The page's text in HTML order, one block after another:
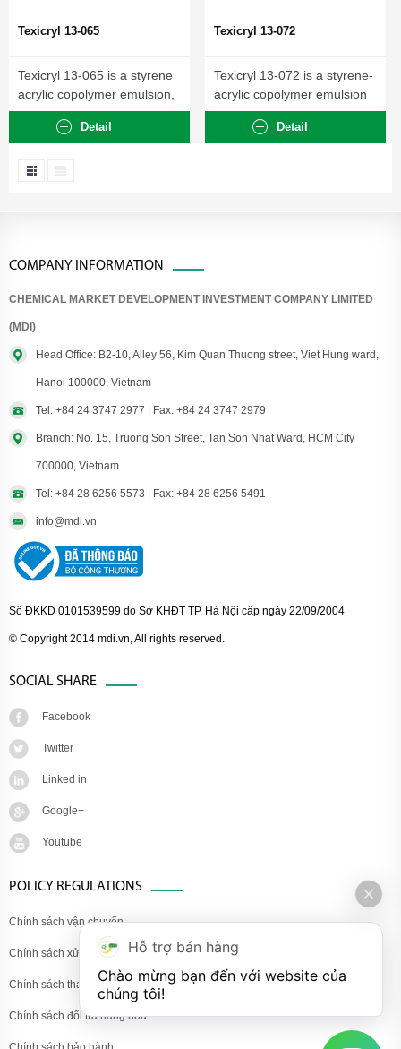
Texicryl 13-065
Texicryl 13-065 is a styrene
acrylic copolymer emulsion,
designed primarily...
Detail
Texicryl 13-072
Texicryl 13-072 is a styrene-
acrylic copolymer emulsion
specially developed for...
Detail
COMPANY INFORMATION
CHEMICAL MARKET DEVELOPMENT INVESTMENT COMPANY LIMITED
(MDI)
Head Office: B2-10, Alley 56, Kim Quan Thuong street, Viet Hung ward,
Hanoi 100000, Vietnam
Tel: +84 24 3747 2977 | Fax: +84 24 3747 2979
Branch: No. 15, Truong Son Street, Tan Son Nhat Ward, HCM City
700000, Vietnam
Tel: +84 28 6256 5573 | Fax: +84 28 6256 5491
info@mdi.vn
Số ĐKKD 0101539599 do Sở KHĐT TP. Hà Nội cấp ngày 22/09/2004
© Copyright 2014 mdi.vn, All rights reserved.
SOCIAL SHARE
Facebook
Twitter
Linked in
Google+
Youtube
POLICY REGULATIONS
Chính sách vận chuyển
Chính sách xử lý khiếu nại
Chính sách thanh toán
Chính sách đổi trả hàng hóa
Hỗ trợ bán hàng
Chào mừng bạn đến với website của
chúng tôi!